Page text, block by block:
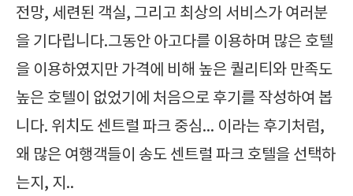
전망, 세련된 객실, 그리고 최상의 서비스가 여러분
을 기다립니다.그동안 아고다를 이용하며 많은 호텔
을 이용하였지만 가격에 비해 높은 퀄리티와 만족도
높은 호텔이 없었기에 처음으로 후기를 작성하여 봅
니다. 위치도 센트럴 파크 중심... 이라는 후기처럼,
왜 많은 여행객들이 송도 센트럴 파크 호텔을 선택하
는지, 지..